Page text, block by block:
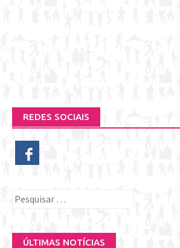
REDES SOCIAIS
Pesquisar
ÚLTIMAS NOTÍCIAS